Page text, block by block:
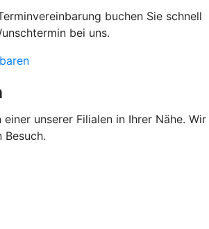
buchen Sie schnell
bei uns.
einer unserer Filialen in Ihrer Nähe. Wir
Besuch.